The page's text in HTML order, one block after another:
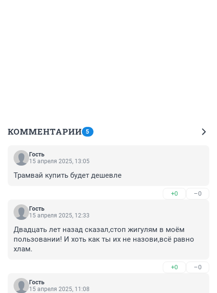
КОММЕНТАРИИ 5
Гость
15 апреля 2025, 13:05
Трамвай купить будет дешевле
+0 –0
Гость
15 апреля 2025, 12:33
Двадцать лет назад сказал,стоп жигулям в моём
пользовании! И хоть как ты их не назови,всё равно
хлам.
+0 –0
Гость
15 апреля 2025, 11:08